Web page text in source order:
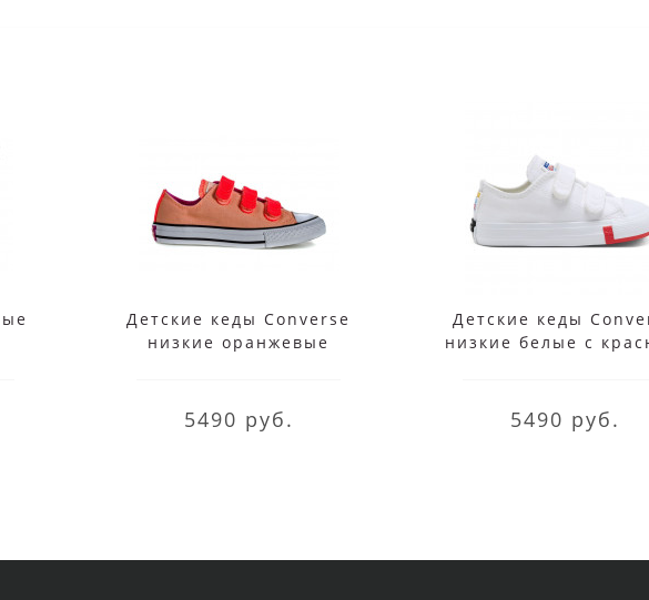
Детские кеды Converse
низкие оранжевые
5490 руб.
Детские кеды
низкие белые с
5490 руб.